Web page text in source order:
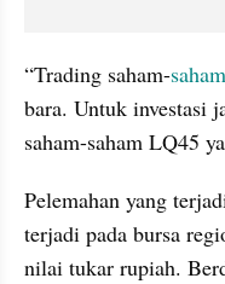
“Trading saham-saham
bara. Untuk investasi
saham-saham LQ45
Pelemahan yang
terjadi pada bursa
nilai tukar rupiah.